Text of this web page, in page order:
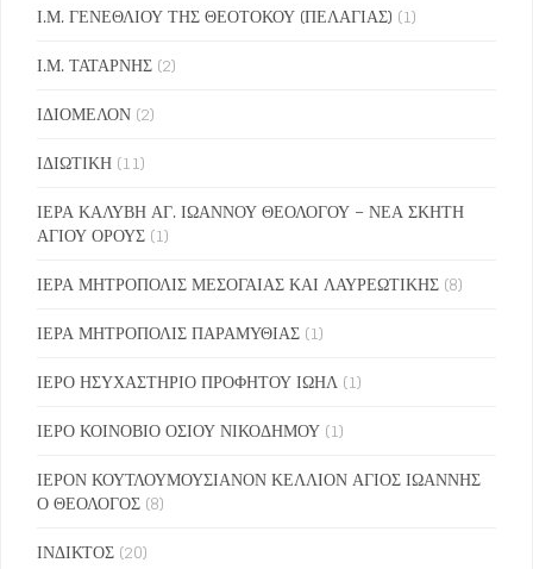
Ι.Μ. ΓΕΝΕΘΛΙΟΥ ΤΗΣ ΘΕΟΤΟΚΟΥ (ΠΕΛΑΓΙΑΣ) (1)
Ι.Μ. ΤΑΤΑΡΝΗΣ (2)
ΙΔΙΟΜΕΛΟΝ (2)
ΙΔΙΩΤΙΚΗ (11)
ΙΕΡΑ ΚΑΛΥΒΗ ΑΓ. ΙΩΑΝΝΟΥ ΘΕΟΛΟΓΟΥ – ΝΕΑ ΣΚΗΤΗ
ΑΓΙΟΥ ΟΡΟΥΣ (1)
ΙΕΡΑ ΜΗΤΡΟΠΟΛΙΣ ΜΕΣΟΓΑΙΑΣ ΚΑΙ ΛΑΥΡΕΩΤΙΚΗΣ (8)
ΙΕΡΑ ΜΗΤΡΟΠΟΛΙΣ ΠΑΡΑΜΥΘΙΑΣ (1)
ΙΕΡΟ ΗΣΥΧΑΣΤΗΡΙΟ ΠΡΟΦΗΤΟΥ ΙΩΗΛ (1)
ΙΕΡΟ ΚΟΙΝΟΒΙΟ ΟΣΙΟΥ ΝΙΚΟΔΗΜΟΥ (1)
ΙΕΡΟΝ ΚΟΥΤΛΟΥΜΟΥΣΙΑΝΟΝ ΚΕΛΛΙΟΝ ΑΓΙΟΣ ΙΩΑΝΝΗΣ
Ο ΘΕΟΛΟΓΟΣ (8)
ΙΝΔΙΚΤΟΣ (20)